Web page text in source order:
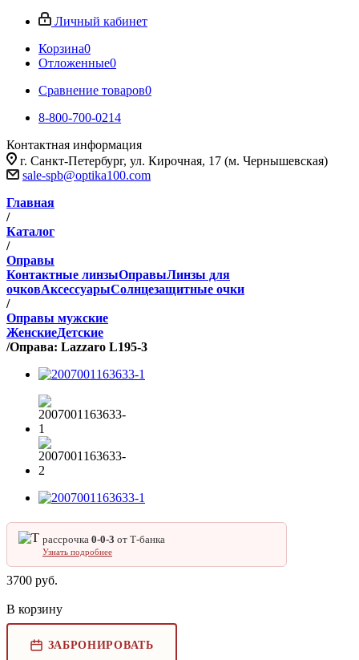
Личный кабинет
Корзина0
Отложенные0
Сравнение товаров0
8-800-700-0214
Контактная информация
г. Санкт-Петербург, ул. Кирочная, 17 (м. Чернышевская)
sale-spb@optika100.com
Главная
/
Каталог
/
Оправы
Контактные линзыОправыЛинзы для
очковАксессуарыСолнцезащитные очки
/
Оправы мужские
ЖенскиеДетские
/Оправа: Lazzaro L195-3
рассрочка 0‑0‑3 от Т‑банка
Узнать подробнее
3700 руб.
В корзину
ЗАБРОНИРОВАТЬ